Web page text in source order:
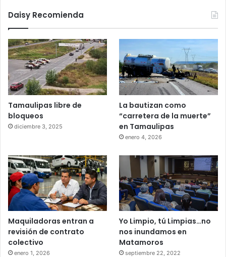
Daisy Recomienda
Tamaulipas libre de
bloqueos
diciembre 3, 2025
La bautizan como
“carretera de la muerte”
en Tamaulipas
enero 4, 2026
Maquiladoras entran a
revisión de contrato
colectivo
enero 1, 2026
Yo Limpio, tú Limpias…no
nos inundamos en
Matamoros
septiembre 22, 2022